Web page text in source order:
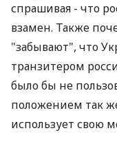
спрашивая - что
взамен. Также
"забывают", что
транзитером
было бы не
положением так
использует свою